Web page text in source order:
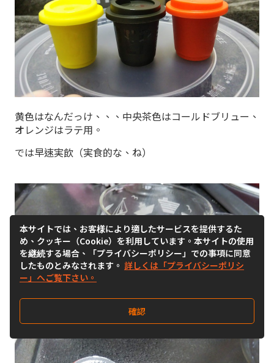
黄色はなんだっけ、、、中央茶色はコールドブリュー、
オレンジはラテ用。
では早速実飲（実食的な、ね）
本サイトでは、お客様により適したサービスを提供するた
め、クッキー（Cookie）を利用しています。本サイトの使用
を継続する場合、「プライバシーポリシー」での事項に同意
したものとみなされます。 詳しくは「プライバシーポリシ
ー」へご覧下さい。
確認